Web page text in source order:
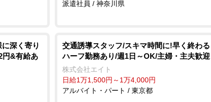
派遣社員 / 神奈川県
深く寄り
円&有給あ
交通誘導スタッフ/スキマ時間に!早く終わる
ハーフ勤務あり/週1日～OK/主婦・主夫歓迎
株式会社エイト
日給1万1,500円～1万4,000円
アルバイト・パート / 東京都